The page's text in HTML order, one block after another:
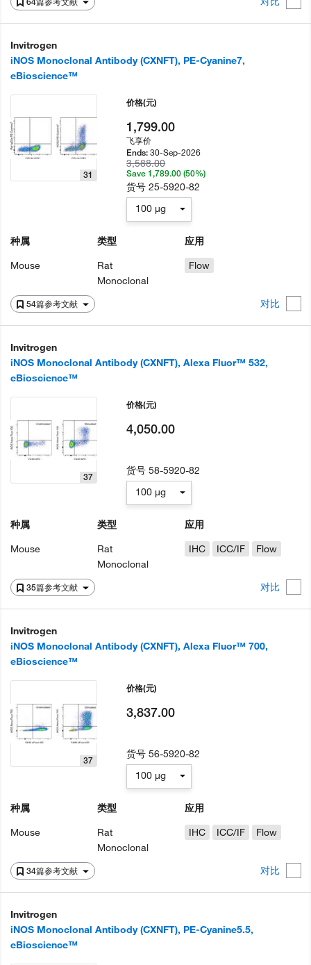
Invitrogen
iNOS Monoclonal Antibody (CXNFT), PE-Cyanine7,
eBioscience™
54篇参考文献 对比
31
种属
Mouse
类型
Rat
Monoclonal
应用
Flow
价格(元)
1,799.00
飞享价
Ends:30-Sep-2026
3,588.00
Save 1,789.00 (50%)
货号25-5920-82
100 µg
Invitrogen
iNOS Monoclonal Antibody (CXNFT), Alexa Fluor™ 532,
eBioscience™
35篇参考文献 对比
37
种属
Mouse
类型
Rat
Monoclonal
应用
IHC
ICC/IF Flow
价格(元)
4,050.00
货号58-5920-82
100 µg
Invitrogen
iNOS Monoclonal Antibody (CXNFT), Alexa Fluor™ 700,
eBioscience™
34篇参考文献 对比
37
种属
Mouse
类型
Rat
Monoclonal
应用
IHC
ICC/IF Flow
价格(元)
3,837.00
货号56-5920-82
100 µg
Invitrogen
iNOS Monoclonal Antibody (CXNFT), PE-Cyanine5.5,
eBioscience™